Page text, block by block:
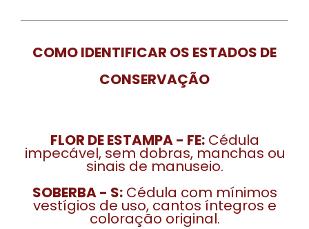
COMO IDENTIFICAR OS ESTADOS DE
CONSERVAÇÃO
FLOR DE ESTAMPA - FE:Cédula
impecável, sem dobras, manchas ou
sinais de manuseio.
SOBERBA - S:Cédula com mínimos
vestígios de uso, cantos íntegros e
coloração original.